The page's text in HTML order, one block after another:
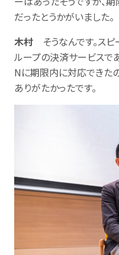
だったとうかがいました。
木村 そうなんです。ス
ループの決済サービスで
Nに期限内に対応できた
ありがたかったです。